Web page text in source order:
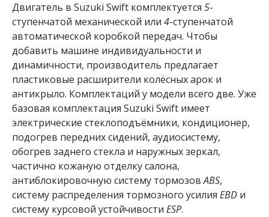
Двигатель в Suzuki Swift комплектуется 5-
ступенчатой механической или 4-ступенчатой
автоматической коробкой передач. Чтобы
добавить машине индивидуальности и
динамичности, производитель предлагает
пластиковые расширители колёсных арок и
антикрыло. Комплектаций у модели всего две. Уже
базовая комплектация Suzuki Swift имеет
электрические стеклоподъёмники, кондиционер,
подогрев передних сидений, аудиосистему,
обогрев заднего стекла и наружных зеркал,
частично кожаную отделку салона,
антиблокировочную систему тормозовABS,
систему распределения тормозного усилия EBD и
систему курсовой устойчивости ESP.